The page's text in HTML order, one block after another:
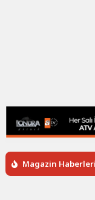
Magazin Haberleri
Gençlere Tren